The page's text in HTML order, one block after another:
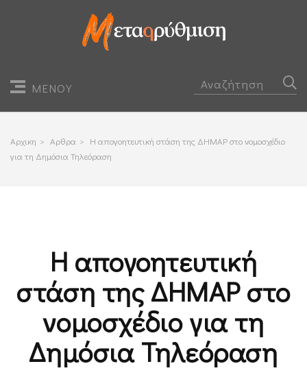
ΜΕΝΟΥ
Αρχικη > Αρθρα > Η απογοητευτική στάση της ΔΗΜΑΡ στο νομοσχέδιο
για τη Δημόσια Τηλεόραση
Η απογοητευτική
στάση της ΔΗΜΑΡ στο
νομοσχέδιο για τη
Δημόσια Τηλεόραση